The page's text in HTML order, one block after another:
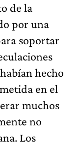
de la
por una
soportar
hecho
en el
muchos
no
Los